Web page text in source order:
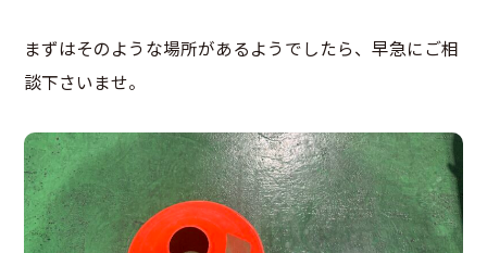
まずはそのような場所があるようでしたら、早急にご相
談下さいませ。